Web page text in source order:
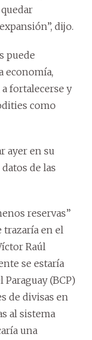
dijo.
puede
economía,
fortalecerse y
como
ayer en su
de las
reservas”
trazaría en el
Raúl
se estaría
(BCP)
de divisas en
al sistema
una